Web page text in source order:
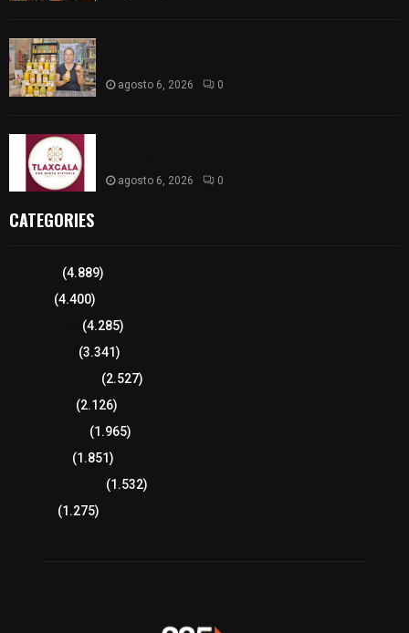
agosto 6, 2026 0
agosto 6, 2026 0
CATEGORIES
(4.889)
(4.400)
(4.285)
(3.341)
(2.527)
(2.126)
(1.965)
(1.851)
(1.532)
(1.275)